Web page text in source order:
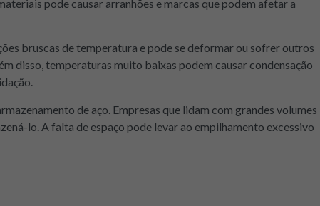
pode causar arranhões e marcas que podem afetar a
bruscas de temperatura e pode se deformar ou sofrer outros
disso, temperaturas muito baixas podem causar condensação
de aço. Empresas que lidam com grandes volumes
lo. A falta de espaço pode levar ao empilhamento excessivo